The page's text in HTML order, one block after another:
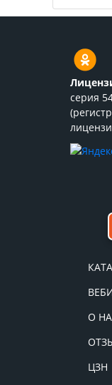
серия
О
ЦЗН